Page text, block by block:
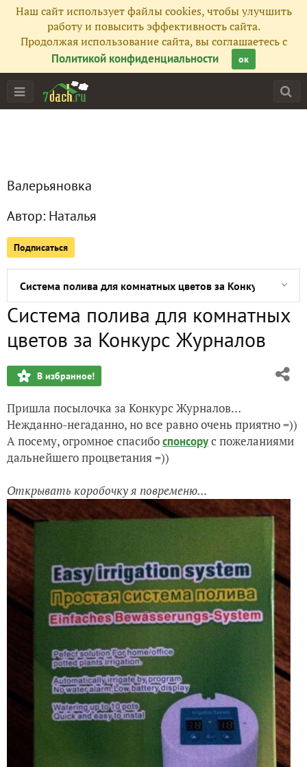
Наш сайт использует файлы cookies, чтобы улучшить
работу и повысить эффективность сайта.
Продолжая использование сайта, вы соглашаетесь с
Политикой конфиденциальности
ок
Валерьяновка
Автор: Наталья
Подписаться
Фото 2243
Сейчас обсуждают
Ноябрь. Закрытие летнего сезона
Призы от Gardena, ставшие уже традицией =))
Призы за второй тур конкурса "Мой любимый сорт".
Система полива для комнатных цветов за Конкурс
Благодарю спонсора фотоконкурса и администрацию
Деревья в моём саду. За два года от пустыни - к оазису
Есть ли жизнь после пятидесяти. Год спустя
Перепись населения, или Кто-кто в огороде живёт ?!
К хорошему урожаю - по подсказке Луны и Ольги
Система полива для комнатных
цветов за Конкурс Журналов
В избранное!
Пришла посылочка за Конкурс Журналов…
Нежданно-негаданно, но все равно очень приятно =))
А посему, огромное спасибоспонсорус пожеланиями
дальнейшего процветания =))
Открывать коробочку я повременю...